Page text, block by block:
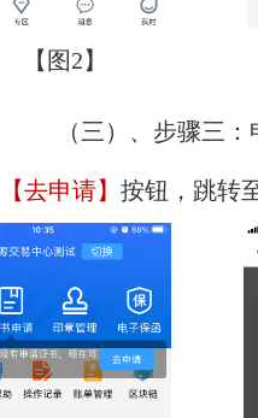
【图2】
（三）、步骤三：
【去申请】 按钮，跳转